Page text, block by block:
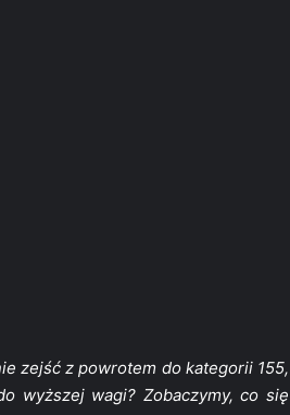
zejść z powrotem do kategorii 155,
wyższej wagi? Zobaczymy, co się